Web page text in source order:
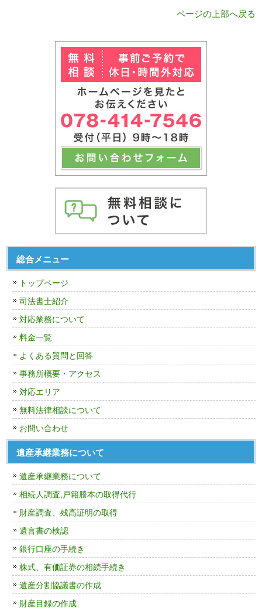
ページの上部へ戻る
総合メニュー
トップページ
司法書士紹介
対応業務について
料金一覧
よくある質問と回答
事務所概要・アクセス
対応エリア
無料法律相談について
お問い合わせ
遺産承継業務について
遺産承継業務について
相続人調査,戸籍謄本の取得代行
財産調査、残高証明の取得
遺言書の検認
銀行口座の手続き
株式、有価証券の相続手続き
遺産分割協議書の作成
財産目録の作成